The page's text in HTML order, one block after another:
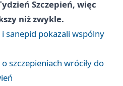
Szczepień, więc
niż zwykle.
sanepid pokazali wspólny
szczepieniach wróciły do